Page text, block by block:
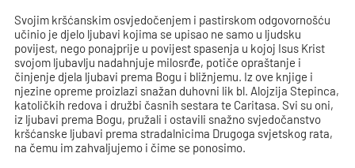
Svojim kršćanskim osvjedočenjem i pastirskom odgovornošću
učinio je djelo ljubavi kojima se upisao ne samo u ljudsku
povijest, nego ponajprije u povijest spasenja u kojoj Isus Krist
svojom ljubavlju nadahnjuje milosrđe, potiče opraštanje i
činjenje djela ljubavi prema Bogu i bližnjemu. Iz ove knjige i
njezine opreme proizlazi snažan duhovni lik bl. Alojzija Stepinca,
katoličkih redova i družbi časnih sestara te Caritasa. Svi su oni,
iz ljubavi prema Bogu, pružali i ostavili snažno svjedočanstvo
kršćanske ljubavi prema stradalnicima Drugoga svjetskog rata,
na čemu im zahvaljujemo i čime se ponosimo.